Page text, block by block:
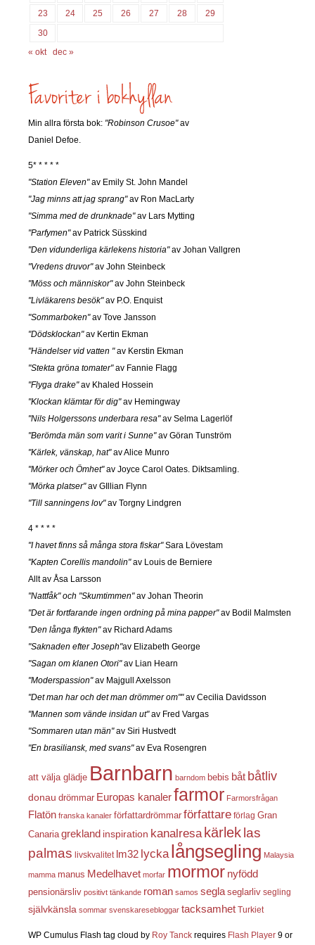
23
24 25 26 27 28
29
30
« okt
dec »
Min allra första bok: "Robinson Crusoe"av
Daniel Defoe.
5* * * * *
"Station Eleven"av Emily St. John Mandel
"Jag minns att jag sprang"av Ron MacLarty
"Simma med de drunknade"av Lars Mytting
"Parfymen"av Patrick Süsskind
"Den vidunderliga kärlekens historia"av Johan Vallgren
"Vredens druvor"av John Steinbeck
"Möss och människor"av John Steinbeck
"Livläkarens besök"av P.O. Enquist
"Sommarboken"av Tove Jansson
"Dödsklockan"av Kertin Ekman
"Händelser vid vatten "av Kerstin Ekman
"Stekta gröna tomater"av Fannie Flagg
"Flyga drake"av Khaled Hossein
"Klockan klämtar för dig"av Hemingway
"Nils Holgerssons underbara resa"av Selma Lagerlöf
"Berömda män som varit i Sunne"av Göran Tunström
"Kärlek, vänskap, hat"av Alice Munro
"Mörker och Ömhet"av Joyce Carol Oates. Diktsamling.
"Mörka platser"av GIllian Flynn
"Till sanningens lov"av Torgny Lindgren
4 * * * *
"I havet finns så många stora fiskar"Sara Lövestam
"Kapten Corellis mandolin"av Louis de Berniere
Allt av Åsa Larsson
"Nattfåk" och "Skumtimmen"av Johan Theorin
"Det är fortfarande ingen ordning på mina papper"av Bodil Malmsten
"Den långa flykten"av Richard Adams
"Saknaden efter Joseph"av Elizabeth George
"Sagan om klanen Otori"av Lian Hearn
"Moderspassion"av Majgull Axelsson
"Det man har och det man drömmer om""av Cecilia Davidsson
"Mannen som vände insidan ut"av Fred Vargas
"Sommaren utan män"av Siri Hustvedt
"En brasiliansk, med svans"av Eva Rosengren
att välja glädje Barnbarn barndom bebis båt båtliv
donau drömmar Europas kanalerfarmor Farmorsfrågan
Flatön franska kanaler författardrömmar författare förlag Gran
Canaria grekland inspiration kanalresa kärlek las
palmas livskvalitet lm32 lycka långsegling Malaysia
mamma manus Medelhavet morfar mormor nyfödd
pensionärsliv positivt tänkande roman samos segla seglarliv segling
självkänsla sommar svenskaresebloggar tacksamhet Turkiet
WP Cumulus Flash tag cloud by Roy Tanck requires Flash Player 9 or